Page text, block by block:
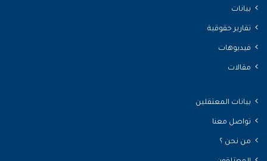
بيانات
تقارير حقوقية
فيديوهات
مقالات
بيانات المعتقلين
تواصل معنا
من نحن ؟